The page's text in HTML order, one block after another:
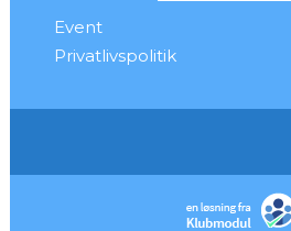
Event
Privatlivspolitik